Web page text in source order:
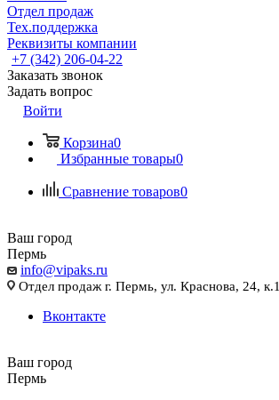
Отдел продаж
Тех.поддержка
Реквизиты компании
+7 (342) 206-04-22
Заказать звонок
Задать вопрос
Войти
Корзина0
Избранные товары0
Сравнение товаров0
Ваш город
Пермь
info@vipaks.ru
Отдел продаж г. Пермь, ул. Краснова, 24, к.1
Вконтакте
Ваш город
Пермь